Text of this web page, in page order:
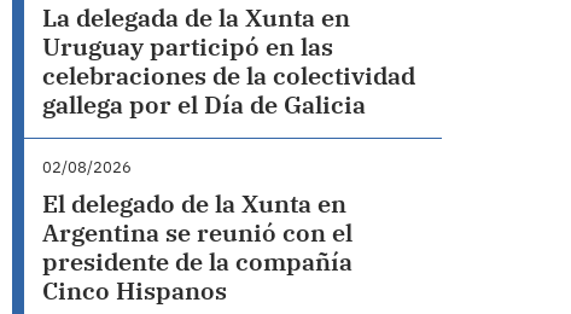
La delegada de la Xunta en
Uruguay participó en las
celebraciones de la colectividad
gallega por el Día de Galicia
02/08/2026
El delegado de la Xunta en
Argentina se reunió con el
presidente de la compañía
Cinco Hispanos